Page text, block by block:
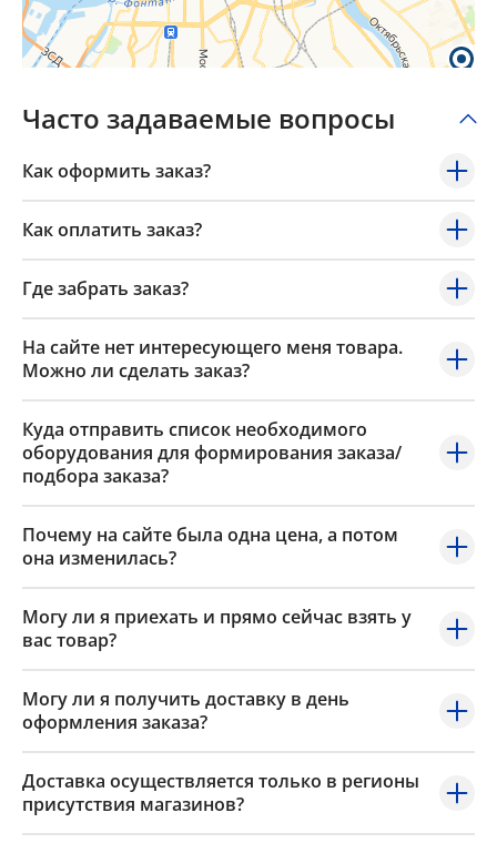
Часто задаваемые вопросы
Как оформить заказ?
Как оплатить заказ?
Где забрать заказ?
На сайте нет интересующего меня товара.
Можно ли сделать заказ?
Куда отправить список необходимого
оборудования для формирования заказа/
подбора заказа?
Почему на сайте была одна цена, а потом
она изменилась?
Могу ли я приехать и прямо сейчас взять у
вас товар?
Могу ли я получить доставку в день
оформления заказа?
Доставка осуществляется только в регионы
присутствия магазинов?